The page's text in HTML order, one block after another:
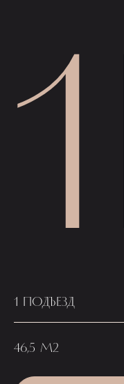
1 ПОДЪЕЗД
46,5 М2